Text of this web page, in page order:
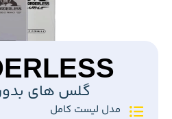
گلس های
مدل لیست کامل